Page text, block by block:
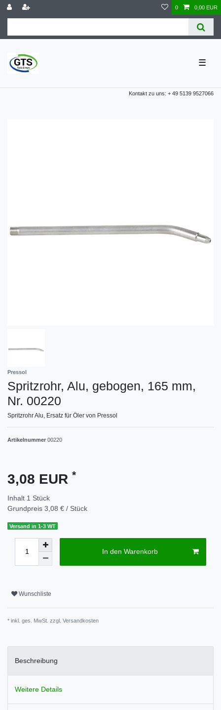
0 0,00 EUR
☰
Kontakt zu uns: + 49 5139 9527066
Pressol
Spritzrohr, Alu, gebogen, 165 mm,
Nr. 00220
Spritzrohr Alu, Ersatz für Öler von Pressol
Artikelnummer 00220
3,08 EUR *
Inhalt 1 Stück
Grundpreis 3,08 € / Stück
Versand in 1-3 WT
In den Warenkorb
Wunschliste
* inkl. ges. MwSt. zzgl. Versandkosten
Beschreibung
Weitere Details